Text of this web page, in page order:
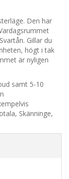
Den har
Gillar du
högt i tak
är nyligen
samt 5-10
Skänninge,